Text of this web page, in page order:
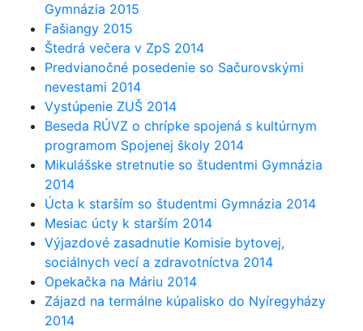
Gymnázia 2015
Fašiangy 2015
Štedrá večera v ZpS 2014
Predvianočné posedenie so Sačurovskými
nevestami 2014
Vystúpenie ZUŠ 2014
Beseda RÚVZ o chrípke spojená s kultúrnym
programom Spojenej školy 2014
Mikulášske stretnutie so študentmi Gymnázia
2014
Úcta k starším so študentmi Gymnázia 2014
Mesiac úcty k starším 2014
Výjazdové zasadnutie Komisie bytovej,
sociálnych vecí a zdravotníctva 2014
Opekačka na Máriu 2014
Zájazd na termálne kúpalisko do Nyíregyházy
2014